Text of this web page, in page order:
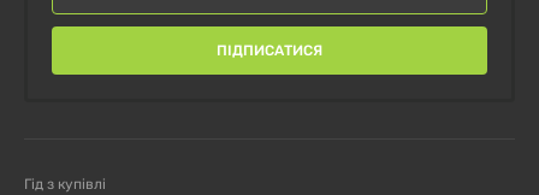
ПІДПИСАТИСЯ
Гід з купівлі